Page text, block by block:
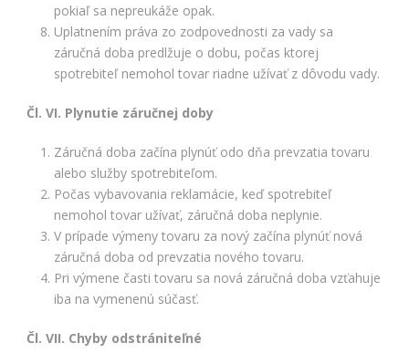
pokiaľ sa nepreukáže opak.
Uplatnením práva zo zodpovednosti za vady sa
záručná doba predlžuje o dobu, počas ktorej
spotrebiteľ nemohol tovar riadne užívať z dôvodu vady.
Čl. VI. Plynutie záručnej doby
Záručná doba začína plynúť odo dňa prevzatia tovaru
alebo služby spotrebiteľom.
Počas vybavovania reklamácie, keď spotrebiteľ
nemohol tovar užívať, záručná doba neplynie.
V prípade výmeny tovaru za nový začína plynúť nová
záručná doba od prevzatia nového tovaru.
Pri výmene časti tovaru sa nová záručná doba vzťahuje
iba na vymenenú súčasť.
Čl. VII. Chyby odstrániteľné